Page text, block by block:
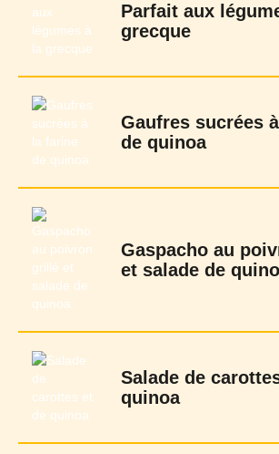
Parfait aux
grecque
Gaufres sucrées
de quinoa
Gaspacho au
et salade de
Salade de
quinoa